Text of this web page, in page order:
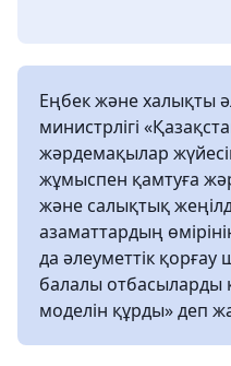
Еңбек және халықты
министрлігі
жәрдемақылар
жұмыспен қамтуға
және салықтық
азаматтардың
да әлеуметтік
балалы отбасыларды
моделін құрды» деп